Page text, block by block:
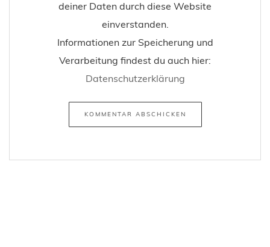
deiner Daten durch diese Website
einverstanden.
Informationen zur Speicherung und
Verarbeitung findest du auch hier:
Datenschutzerklärung